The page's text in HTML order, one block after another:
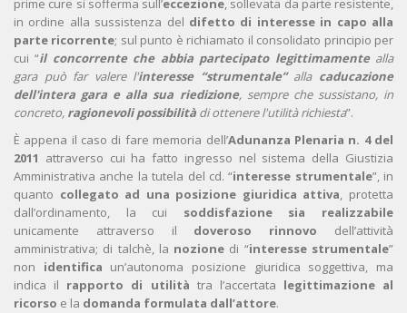
prime cure si sofferma sull’eccezione, sollevata da parte resistente,
in ordine alla sussistenza del difetto di interesse in capo alla
parte ricorrente; sul punto è richiamato il consolidato principio per
cui “il concorrente che abbia partecipato legittimamentealla
gara può far valere l'interesse “strumentale”alla caducazione
dell'intera gara e alla sua riedizione, sempre che sussistano, in
concreto, ragionevoli possibilità di ottenere l'utilità richiesta”.
È appena il caso di fare memoria dell’Adunanza Plenaria n. 4 del
2011 attraverso cui ha fatto ingresso nel sistema della Giustizia
Amministrativa anche la tutela del cd. “interesse strumentale”, in
quanto collegato ad una posizione giuridica attiva, protetta
dall’ordinamento, la cui soddisfazione
sia realizzabile
unicamente attraverso il doveroso rinnovo dell’attività
amministrativa; di talchè, la nozione di “interesse strumentale”
non identifica un’autonoma posizione giuridica soggettiva, ma
indica il rapporto di utilità tra l’accertata legittimazione al
ricorso e la domanda formulata dall’attore.